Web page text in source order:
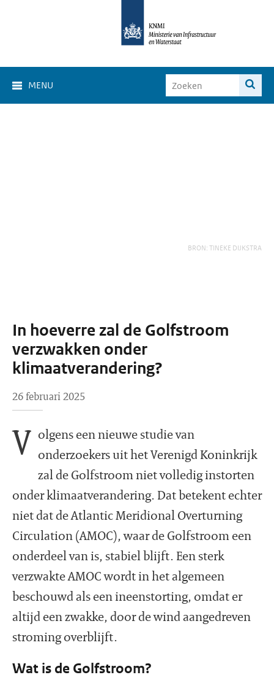
MENU
BRON: TINEKE DIJKSTRA
In hoeverre zal de Golfstroom
verzwakken onder
klimaatverandering?
26 februari 2025
V olgens een nieuwe studie van
onderzoekers uit het Verenigd Koninkrijk
zal de Golfstroom niet volledig instorten
onder klimaatverandering. Dat betekent echter
niet dat de Atlantic Meridional Overturning
Circulation (AMOC), waar de Golfstroom een
onderdeel van is, stabiel blijft. Een sterk
verzwakte AMOC wordt in het algemeen
beschouwd als een ineenstorting, omdat er
altijd een zwakke, door de wind aangedreven
stroming overblijft.
Wat is de Golfstroom?